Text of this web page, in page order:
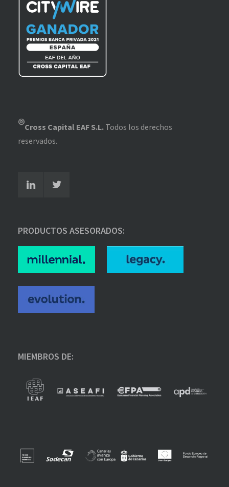
®Cross Capital EAF S.L. Todos los derechos
reservados.
PRODUCTOS ASESORADOS:
MIEMBROS DE: